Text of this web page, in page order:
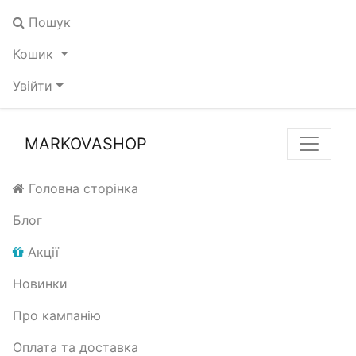
Пошук
Кошик
Увійти
MARKOVASHOP
Головна сторінка
Блог
Акції
Новинки
Про кампанію
Оплата та доставка